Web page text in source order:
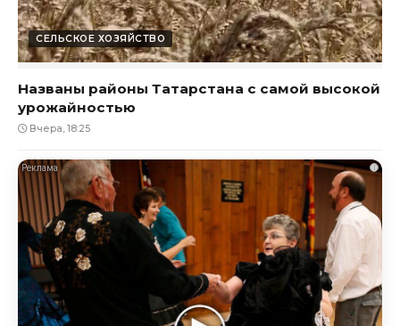
СЕЛЬСКОЕ ХОЗЯЙСТВО
Названы районы Татарстана с самой высокой
урожайностью
Вчера, 18:25
i